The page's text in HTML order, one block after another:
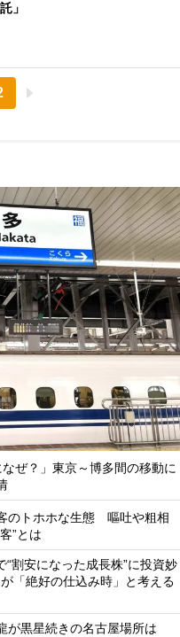
」
ぜ？」東京～博多間の移動に
のトホホな生態 嘔吐や粗相
”とは
割安になった成長株”に投資妙
「絶好の仕込み時」と考える
が黒星続きの名古屋場所は